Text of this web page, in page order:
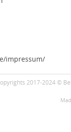
impressum/
2017-2024 ©